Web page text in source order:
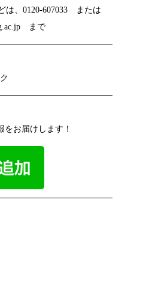
は、0120-607033 または
g.ac.jp まで
をお届けします！